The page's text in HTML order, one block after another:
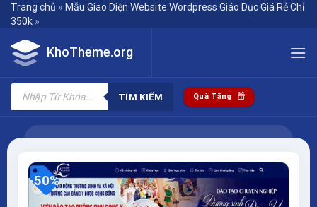
Skip
content
Trang chủ » Mẫu Giao Diện Website Wordpress Giáo Dục Giá Rẻ Chỉ
350k »
KhoTheme.org
Tìm
kiếm
phẩm
TÌM KIẾM Quà Tặng
-50%